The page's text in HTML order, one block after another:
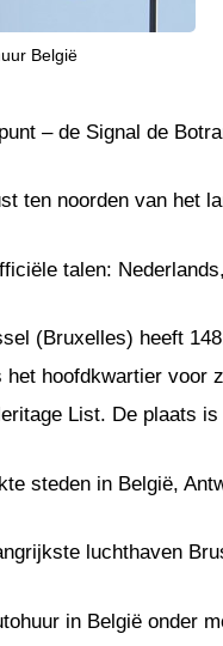
België
– de Signal de
ten noorden van het
talen:
(Bruxelles) heeft
hoofdkwartier voor
List. De plaats
steden in België,
luchthaven
in België onder